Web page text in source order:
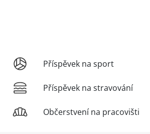
Příspěvek na sport
Příspěvek na stravování
Občerstvení na pracovišti